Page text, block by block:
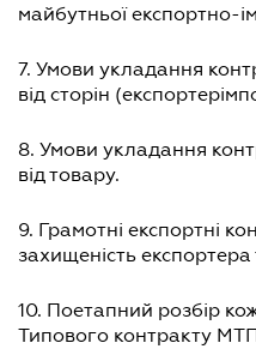
майбутньої експортно-
7. Умови укладання
від сторін
8. Умови укладання
від товару.
9. Грамотні експортні
захищеність експортера
10. Поетапний розбір
Типового контракту